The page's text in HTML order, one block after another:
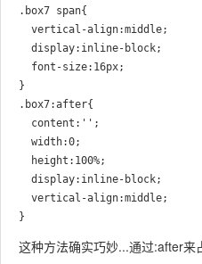
.box7 span{
}
.box7:after{
这种方法确实巧妙...通过:after来